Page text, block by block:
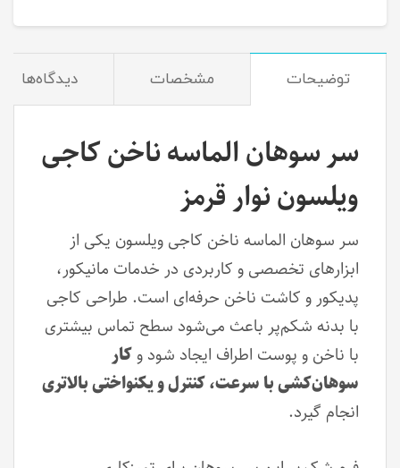
توضیحات مشخصات دیدگاه‌ها
سر سوهان الماسه ناخن کاجی
ویلسون نوار قرمز
سر سوهان الماسه ناخن کاجی ویلسون یکی از
ابزارهای تخصصی و کاربردی در خدمات مانیکور،
پدیکور و کاشت ناخن حرفه‌ای است. طراحی کاجی
با بدنه شکم‌پر باعث می‌شود سطح تماس بیشتری
با ناخن و پوست اطراف ایجاد شود وکار
سوهان‌کشی با سرعت، کنترل و یکنواختی بالاتری
انجام گیرد.